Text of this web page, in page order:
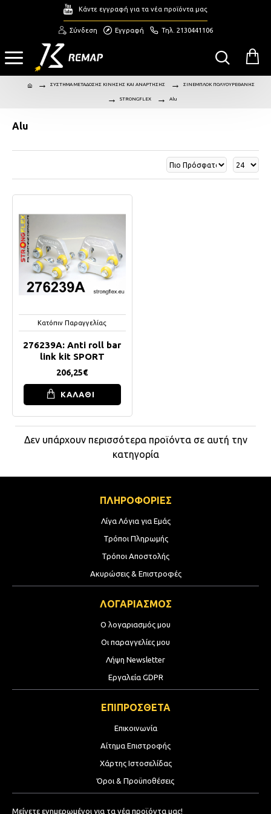
Κάντε εγγραφή για τα νέα προϊόντα μας
Σύνδεση Εγγραφή Τηλ. 2130441106
ΣΥΣΤΗΜΑ ΜΕΤΑΔΟΣΗΣ ΚΙΝΗΣΗΣ ΚΑΙ ΑΝΑΡΤΗΣΗΣ ΣΙΝΕΜΠΛΟΚ ΠΟΛΥΟΥΡΕΘΑΝΗΣ
STRONGFLEX Alu
Alu
Κατόπιν Παραγγελίας
276239A: Anti roll bar
link kit SPORT
206,25€
ΚΑΛΑΘΙ
Δεν υπάρχουν περισσότερα προϊόντα σε αυτή την
κατηγορία
ΠΛΗΡΟΦΟΡΙΕΣ
Λίγα Λόγια για Εμάς
Τρόποι Πληρωμής
Τρόποι Αποστολής
Ακυρώσεις & Επιστροφές
ΛΟΓΑΡΙΑΣΜΟΣ
Ο λογαριασμός μου
Οι παραγγελίες μου
Λήψη Newsletter
Εργαλεία GDPR
ΕΠΙΠΡΟΣΘΕΤΑ
Επικοινωνία
Αίτημα Επιστροφής
Χάρτης Ιστοσελίδας
Όροι & Προϋποθέσεις
Μείνετε ενημερωμένοι για τα νέα προϊόντα μας!